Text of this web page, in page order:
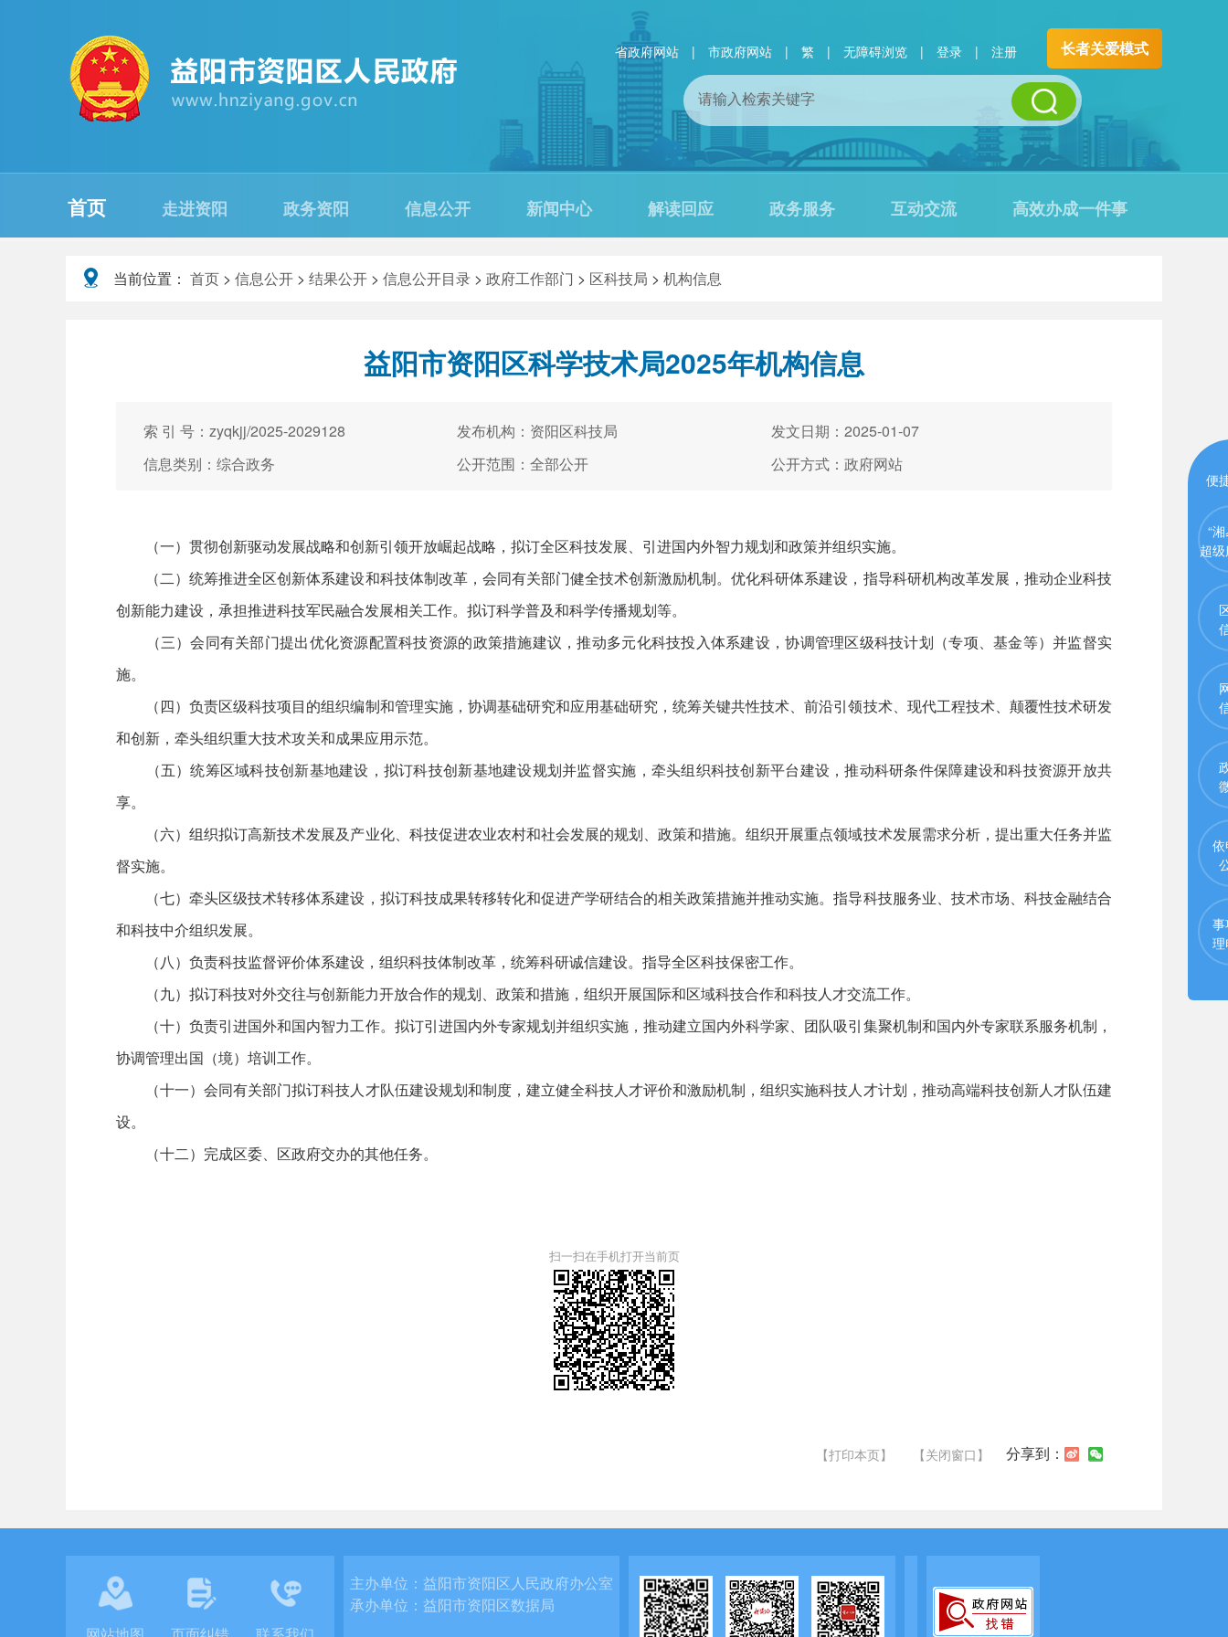
省政府网站 | 市政府网站 | 繁 | 无障碍浏览 | 登录 | 注册 长者关爱模式
首页 走进资阳 政务资阳 信息公开 新闻中心 解读回应 政务服务 互动交流 高效办成一件事
当前位置： 首页 > 信息公开 > 结果公开 > 信息公开目录 > 政府工作部门 > 区科技局 > 机构信息
益阳市资阳区科学技术局2025年机构信息
索 引 号：zyqkjj/2025-2029128 发布机构：资阳区科技局
发文日期：2025-01-07
信息类别：综合政务
公开范围：全部公开 公开方式：政府网站
（一）贯彻创新驱动发展战略和创新引领开放崛起战略，拟订全区科技发展、引进国内外智力规划和政策并组织实施。
（二）统筹推进全区创新体系建设和科技体制改革，会同有关部门健全技术创新激励机制。优化科研体系建设，指导科研机构改革发展，推动企业科技
创新能力建设，承担推进科技军民融合发展相关工作。拟订科学普及和科学传播规划等。
（三）会同有关部门提出优化资源配置科技资源的政策措施建议，推动多元化科技投入体系建设，协调管理区级科技计划（专项、基金等）并监督实
施。
（四）负责区级科技项目的组织编制和管理实施，协调基础研究和应用基础研究，统筹关键共性技术、前沿引领技术、现代工程技术、颠覆性技术研发
和创新，牵头组织重大技术攻关和成果应用示范。
（五）统筹区域科技创新基地建设，拟订科技创新基地建设规划并监督实施，牵头组织科技创新平台建设，推动科研条件保障建设和科技资源开放共
享。
（六）组织拟订高新技术发展及产业化、科技促进农业农村和社会发展的规划、政策和措施。组织开展重点领域技术发展需求分析，提出重大任务并监
督实施。
（七）牵头区级技术转移体系建设，拟订科技成果转移转化和促进产学研结合的相关政策措施并推动实施。指导科技服务业、技术市场、科技金融结合
和科技中介组织发展。
（八）负责科技监督评价体系建设，组织科技体制改革，统筹科研诚信建设。指导全区科技保密工作。
（九）拟订科技对外交往与创新能力开放合作的规划、政策和措施，组织开展国际和区域科技合作和科技人才交流工作。
（十）负责引进国外和国内智力工作。拟订引进国内外专家规划并组织实施，推动建立国内外科学家、团队吸引集聚机制和国内外专家联系服务机制，
协调管理出国（境）培训工作。
（十一）会同有关部门拟订科技人才队伍建设规划和制度，建立健全科技人才评价和激励机制，组织实施科技人才计划，推动高端科技创新人才队伍建
设。
（十二）完成区委、区政府交办的其他任务。
扫一扫在手机打开当前页
【打印本页】 【关闭窗口】 分享到：
便
“
超
主办单位：益阳市资阳区人民政府办公室
承办单位：益阳市资阳区数据局